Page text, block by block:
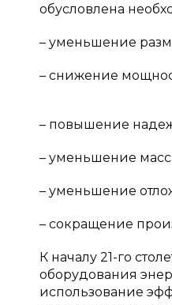
обусловлена
– уменьшение
– снижение
– повышение
– уменьшение
– уменьшение
– сокращение
К началу 21-го
оборудования
использование